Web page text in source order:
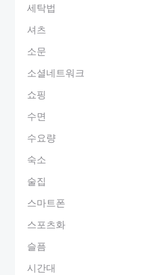
세탁법
셔츠
소문
소셜네트워크
쇼핑
수면
수요량
숙소
술집
스마트폰
스포츠화
슬픔
시간대